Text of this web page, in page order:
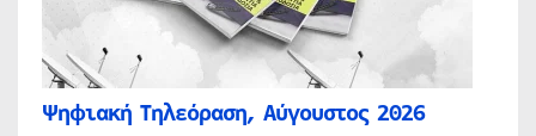
Ψηφιακή Τηλεόραση, Αύγουστος 2026